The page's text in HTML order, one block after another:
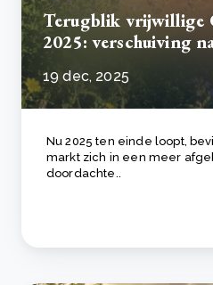
Terugblik vrijwillige
2025: verschuiving
19 dec, 2025
Nu 2025 ten einde loopt,
markt zich in een meer
doordachte..